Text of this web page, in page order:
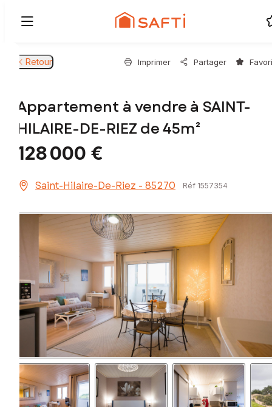
Retour Imprimer Partager
Appartement à vendre à SAINT-
HILAIRE-DE-RIEZ de 45m²
128 000 €
Saint-Hilaire-De-Riez - 85270 Réf 1557354